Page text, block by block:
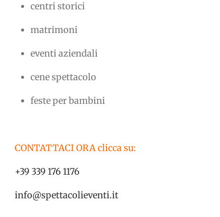
centri storici
matrimoni
eventi aziendali
cene spettacolo
feste per bambini
CONTATTACI ORA clicca su:
+39 339 176 1176
info@spettacolieventi.it